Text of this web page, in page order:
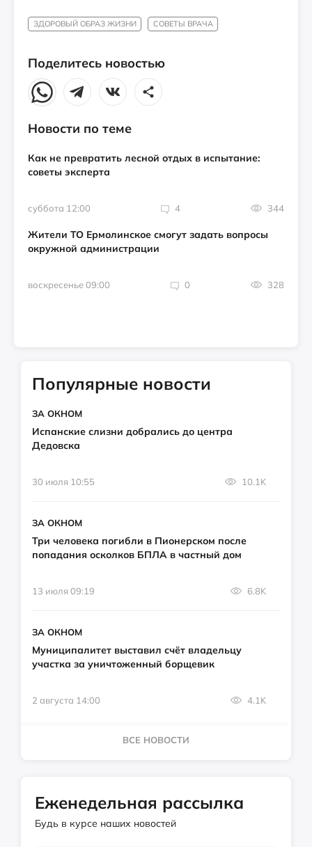
ЗДОРОВЫЙ ОБРАЗ ЖИЗНИ СОВЕТЫ ВРАЧА
Поделитесь новостью
Новости по теме
Как не превратить лесной отдых в испытание:
советы эксперта
суббота 12:00 4 344
Жители ТО Ермолинское смогут задать вопросы
окружной администрации
воскресенье 09:00 0 328
Популярные новости
ЗА ОКНОМ
Испанские слизни добрались до центра
Дедовска
30 июля 10:55 10.1K
ЗА ОКНОМ
Три человека погибли в Пионерском после
попадания осколков БПЛА в частный дом
13 июля 09:19 6.8K
ЗА ОКНОМ
Муниципалитет выставил счёт владельцу
участка за уничтоженный борщевик
2 августа 14:00 4.1K
ВСЕ НОВОСТИ
Еженедельная рассылка
Будь в курсе наших новостей